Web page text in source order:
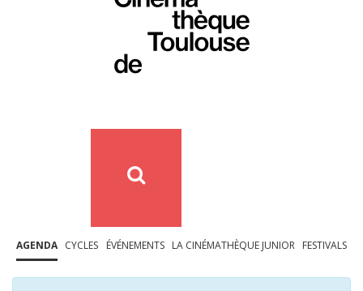
AGENDA CYCLES ÉVÉNEMENTS LA CINÉMATHÈQUE JUNIOR FESTIVALS